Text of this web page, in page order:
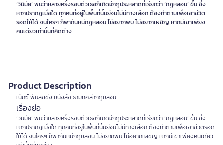
‘วินิมัย’ พบว่าหลายครั้งรอบตัวเธอก็เกิดมีกฎประหลาดที่เรียกว่า ‘กฎหลอน’ ขึ้น ซึ่ง
หากปรากฏเมื่อใด ทุกคนที่อยู่ในพื้นที่นั้นย่อมไม่มีทางเลือก ต้องทำตามเพื่อเอาชีวิต
รอดให้ได้ จนใครๆ ก็พากันหนีกฎหลอน ไม่อยากพบ ไม่อยากเผชิญ หากมีเขาเพียง
คนเดียวเท่านั้นที่คิดต่าง
Product Description
เน็กซ์ พับลิชชิ่ง หนังสือ ธามทศล่ากฎหลอน
เรื่องย่อ
‘วินิมัย’ พบว่าหลายครั้งรอบตัวเธอก็เกิดมีกฎประหลาดที่เรียกว่า ‘กฎหลอน’ ขึ้น ซึ่ง
หากปรากฏเมื่อใด ทุกคนที่อยู่ในพื้นที่นั้นย่อมไม่มีทางเลือก ต้องทำตามเพื่อเอาชีวิตรอด
ให้ได้ จนใครๆ ก็พากันหนีกฎหลอน ไม่อยากพบ ไม่อยากเผชิญ หากมีเขาเพียงคนเดียว